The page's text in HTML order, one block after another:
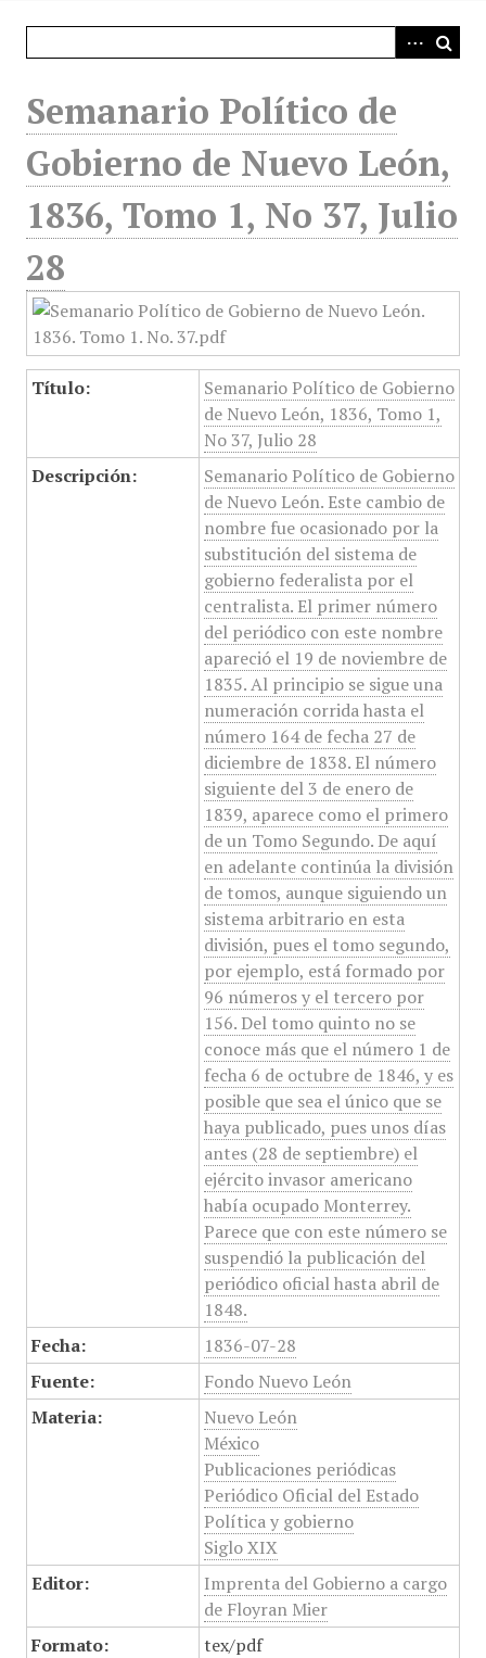
Semanario Político de
Gobierno de Nuevo León,
1836, Tomo 1, No 37, Julio
28
Título:
Semanario Político de Gobierno
de Nuevo León, 1836, Tomo 1,
No 37, Julio 28
Descripción:
Semanario Político de Gobierno
de Nuevo León. Este cambio de
nombre fue ocasionado por la
substitución del sistema de
gobierno federalista por el
centralista. El primer número
del periódico con este nombre
apareció el 19 de noviembre de
1835. Al principio se sigue una
numeración corrida hasta el
número 164 de fecha 27 de
diciembre de 1838. El número
siguiente del 3 de enero de
1839, aparece como el primero
de un Tomo Segundo. De aquí
en adelante continúa la división
de tomos, aunque siguiendo un
sistema arbitrario en esta
división, pues el tomo segundo,
por ejemplo, está formado por
96 números y el tercero por
156. Del tomo quinto no se
conoce más que el número 1 de
fecha 6 de octubre de 1846, y es
posible que sea el único que se
haya publicado, pues unos días
antes (28 de septiembre) el
ejército invasor americano
había ocupado Monterrey.
Parece que con este número se
suspendió la publicación del
periódico oficial hasta abril de
1848.
Fecha:
1836-07-28
Fuente:
Fondo Nuevo León
Materia:
Nuevo León
México
Publicaciones periódicas
Periódico Oficial del Estado
Política y gobierno
Siglo XIX
Editor:
Imprenta del Gobierno a cargo
de Floyran Mier
Formato:
tex/pdf